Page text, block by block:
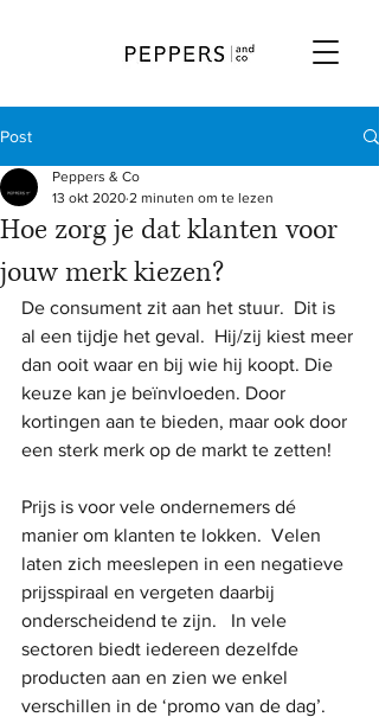
Post
Hoe zorg je dat klanten voor
jouw merk kiezen?
Peppers & Co
13 okt 2020 2 minuten om te lezen
De consument zit aan het stuur.  Dit is
al een tijdje het geval.  Hij/zij kiest meer
dan ooit waar en bij wie hij koopt. Die
keuze kan je beïnvloeden. Door
kortingen aan te bieden, maar ook door
een sterk merk op de markt te zetten!
Prijs is voor vele ondernemers dé
manier om klanten te lokken.  Velen
laten zich meeslepen in een negatieve
prijsspiraal en vergeten daarbij
onderscheidend te zijn.   In vele
sectoren biedt iedereen dezelfde
producten aan en zien we enkel
verschillen in de ‘promo van de dag’.